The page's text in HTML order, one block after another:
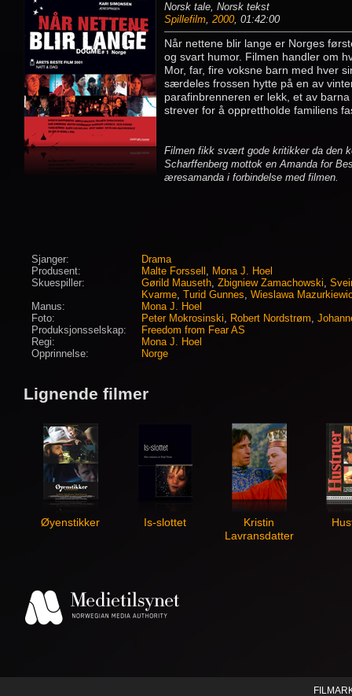
Norsk tale, Norsk tekst
Spillefilm, 2000, 01:42:00
Når nettene blir lange er Norges
og svart humor. Filmen handler om
Mor, far, fire voksne barn med hver
særdeles frossen hytte på en av
parafinbrenneren er lekk, et av
strever for å opprettholde familiens
Filmen fikk svært gode kritikker da den
Scharffenberg mottok en Amanda for
æresamanda i forbindelse med filmen.
Sjanger:
Drama
Produsent:
Malte Forssell , Mona J. Hoel
Skuespiller:
Gørild Mauseth, Zbigniew Zamachowski,
Kvarme, Turid Gunnes, Wieslawa
Manus:
Mona J. Hoel
Foto:
Peter Mokrosinski, Robert Nordstrøm,
Produksjonsselskap:
Freedom from Fear AS
Regi:
Mona J. Hoel
Opprinnelse:
Norge
Lignende filmer
Øyenstikker Is-slottet
Kristin
Lavransdatter